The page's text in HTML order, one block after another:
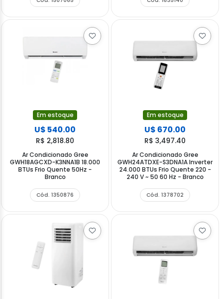
Em estoque
U$ 540.00
R$ 2,818.80
Ar Condicionado Gree
GWH18AGCXD-K3NNA1B 18.000
BTUs Frio Quente 50Hz -
Branco
Cód. 1350876
Em estoque
U$ 670.00
R$ 3,497.40
Ar Condicionado Gree
GWH24ATDXE-S3DNA1A Inverter
24.000 BTUs Frio Quente 220 -
240 V ~ 50 60 Hz - Branco
Cód. 1378702